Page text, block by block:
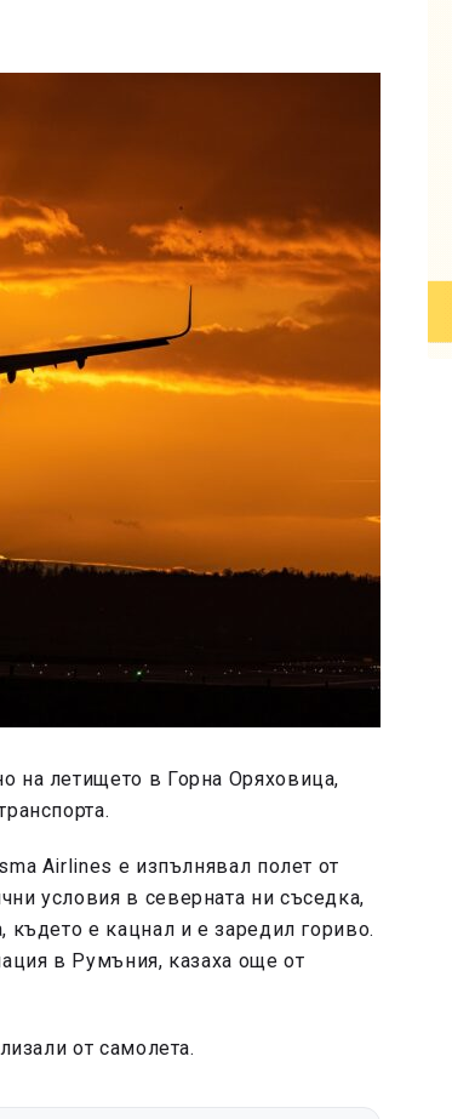
на летището в Горна Оряховица,
Airlines е изпълнявал полет от
условия в северната ни съседка,
където е кацнал и е заредил гориво.
в Румъния, казаха още от
от самолета.